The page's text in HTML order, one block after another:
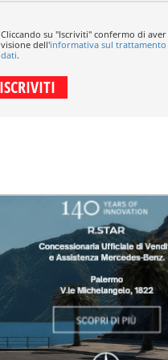
Cliccando su "Iscriviti" confermo di
visione dell'informativa sul trattamento
dati.